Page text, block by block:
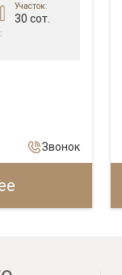
Участок:
30 сот.
Звонок